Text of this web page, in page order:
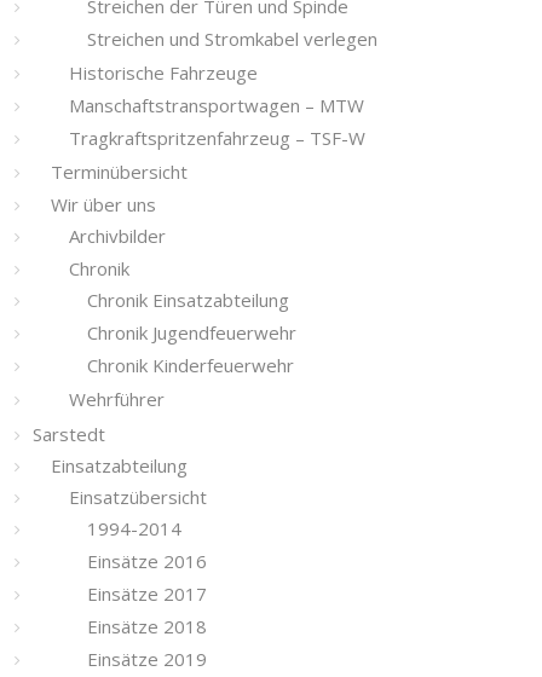
Streichen der Türen und Spinde
Streichen und Stromkabel verlegen
Historische Fahrzeuge
Manschaftstransportwagen – MTW
Tragkraftspritzenfahrzeug – TSF-W
Terminübersicht
Wir über uns
Archivbilder
Chronik
Chronik Einsatzabteilung
Chronik Jugendfeuerwehr
Chronik Kinderfeuerwehr
Wehrführer
Sarstedt
Einsatzabteilung
Einsatzübersicht
1994-2014
Einsätze 2016
Einsätze 2017
Einsätze 2018
Einsätze 2019